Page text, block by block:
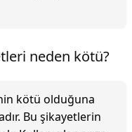
neden kötü?
kötü olduğuna
Bu şikayetlerin